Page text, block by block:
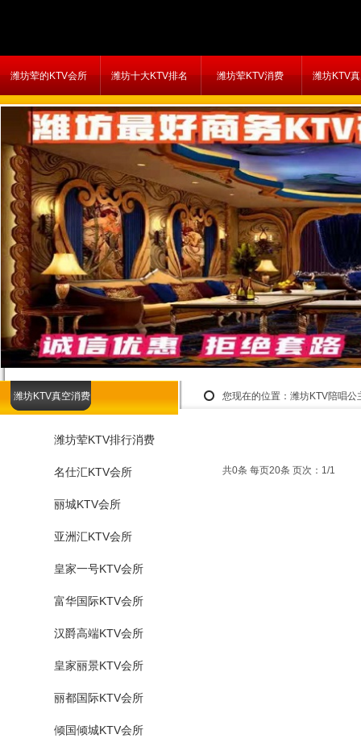
潍坊荤的KTV会所 潍坊十大KTV排名 潍坊荤KTV消费 潍坊KTV
您现在的位置： 潍坊KTV陪唱公
潍坊KTV真空消费
潍坊荤KTV排行消费
名仕汇KTV会所
丽城KTV会所
亚洲汇KTV会所
皇家一号KTV会所
富华国际KTV会所
汉爵高端KTV会所
皇家丽景KTV会所
丽都国际KTV会所
倾国倾城KTV会所
共0条 每页20条 页次：1/1